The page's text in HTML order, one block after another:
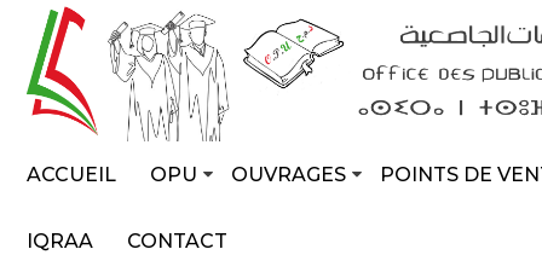
ACCUEIL OPU OUVRAGES POINTS DE
IQRAA CONTACT